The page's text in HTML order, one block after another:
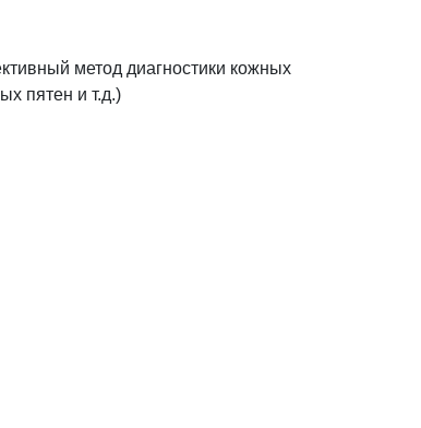
метод диагностики кожных
пятен и т.д.)